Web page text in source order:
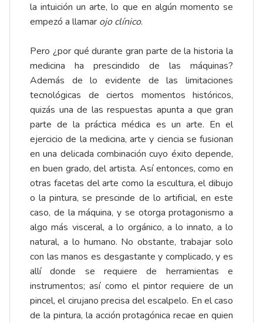
la intuición un arte, lo que en algún momento se
empezó a llamar ojo clínico.
Pero ¿por qué durante gran parte de la historia la
medicina ha prescindido de las máquinas?
Además de lo evidente de las limitaciones
tecnológicas de ciertos momentos históricos,
quizás una de las respuestas apunta a que gran
parte de la práctica médica es un arte. En el
ejercicio de la medicina, arte y ciencia se fusionan
en una delicada combinación cuyo éxito depende,
en buen grado, del artista. Así entonces, como en
otras facetas del arte como la escultura, el dibujo
o la pintura, se prescinde de lo artificial, en este
caso, de la máquina, y se otorga protagonismo a
algo más visceral, a lo orgánico, a lo innato, a lo
natural, a lo humano. No obstante, trabajar solo
con las manos es desgastante y complicado, y es
allí donde se requiere de herramientas e
instrumentos; así como el pintor requiere de un
pincel, el cirujano precisa del escalpelo. En el caso
de la pintura, la acción protagónica recae en quien